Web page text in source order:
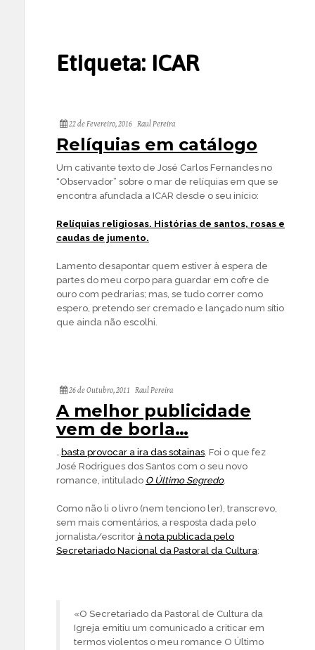
Etiqueta: ICAR
22 de Fevereiro, 2016 Raul Pereira
Relíquias em catálogo
Um cativante texto de José Carlos Fernandes no
“Observador” sobre o mar de relíquias em que se
encontra afundada a ICAR desde o seu início:
Relíquias religiosas. Histórias de santos, rosas e
caudas de jumento.
Lamento desapontar quem estiver à espera de
partes do meu corpo para guardar em cofre de
ouro com pedrarias; mas, se tudo correr como
espero, pretendo ser cremado e lançado num sítio
que ainda não escolhi.
26 de Outubro, 2011 Raul Pereira
A melhor publicidade
vem de borla…
…basta provocar a ira das sotainas. Foi o que fez
José Rodrigues dos Santos com o seu novo
romance, intitulado O Último Segredo.
Como não li o livro (nem tenciono ler), transcrevo,
sem mais comentários, a resposta dada pelo
jornalista/escritor à nota publicada pelo
Secretariado Nacional da Pastoral da Cultura:
«O Secretariado da Pastoral de Cultura da
Igreja emitiu um comunicado a criticar em
termos violentos o meu romance O Último